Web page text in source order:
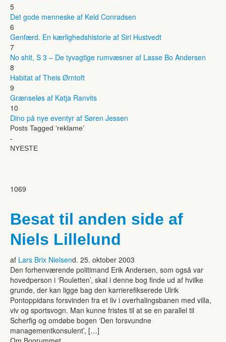
5
Det gode menneske af Keld Conradsen
6
Genfærd. En kærlighedshistorie af Siri Hustvedt
7
No shit, S 3 – De tyvagtige rumvæsner af Lasse Bo Andersen
8
Habitat af Theis Ørntoft
9
Grænseløs af Katja Ranvits
10
Dino på nye eventyr af Søren Jessen
Posts Tagged ‘reklame’
-
NYESTE
1069
Besat til anden side af
Niels Lillelund
af Lars Brix Nielsend. 25. oktober 2003
Den forhenværende politimand Erik Andersen, som også var
hovedperson i ‘Rouletten’, skal i denne bog finde ud af hvilke
grunde, der kan ligge bag den karrierefikserede Ulrik
Pontoppidans forsvinden fra et liv i overhalingsbanen med villa,
viv og sportsvogn. Man kunne fristes til at se en parallel til
Scherfig og omdøbe bogen ‘Den forsvundne
managementkonsulent’, […]